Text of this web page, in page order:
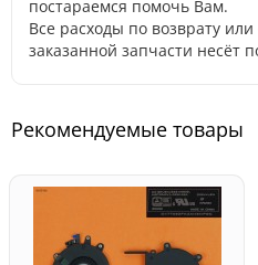
постараемся помочь Вам.
Все расходы по возврату
заказанной запчасти несёт
Рекомендуемые товары